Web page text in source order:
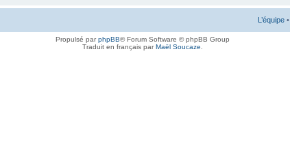
L’équipe •
Propulsé parphpBB® Forum Software © phpBB Group
Traduit en français parMaël Soucaze